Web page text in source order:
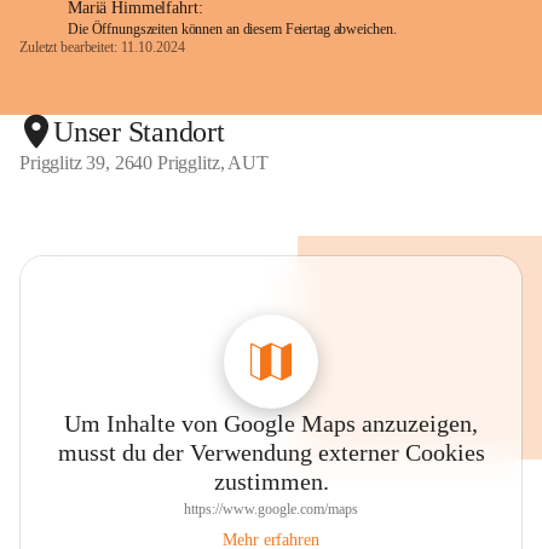
Mariä Himmelfahrt:
Die Öffnungszeiten können an diesem Feiertag abweichen.
Zuletzt bearbeitet: 11.10.2024
Unser Standort
Prigglitz 39, 2640 Prigglitz, AUT
Um Inhalte von Google Maps anzuzeigen,
musst du der Verwendung externer Cookies
zustimmen.
https://www.google.com/maps
Mehr erfahren